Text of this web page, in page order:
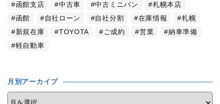
函館支店
中古車 中古ミニバン
札幌本店
函館
自社ローン 自社分割 在庫情報
札幌
新規在庫
TOYOTA ご成約 営業
納車準備
軽自動車
月別アーカイブ